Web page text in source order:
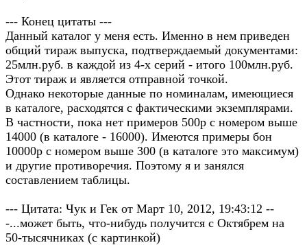
--- Конец цитаты ---
Данный каталог у меня есть. Именно в нем приведен
общий тираж выпуска, подтверждаемый документами:
25млн.руб. в каждой из 4-х серий - итого 100млн.руб.
Этот тираж и является отправной точкой.
Однако некоторые данные по номиналам, имеющиеся
в каталоге, расходятся с фактическими экземплярами.
В частности, пока нет примеров 500р с номером выше
14000 (в каталоге - 16000). Имеются примеры бон
10000р с номером выше 300 (в каталоге это максимум)
и другие противоречия. Поэтому я и занялся
составлением таблицы.
--- Цитата: Чук и Гек от Март 10, 2012, 19:43:12 --
-...может быть, что-нибудь получится с Октябрем на
50-тысячниках (с картинкой)